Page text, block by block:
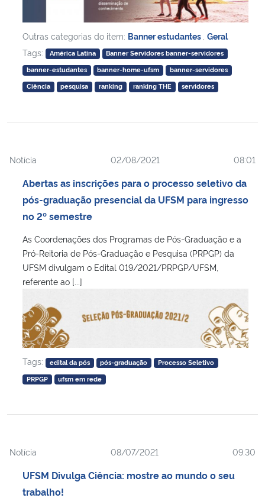
Outras categorias do item: Banner estudantes Geral
Tags:
América Latina
Banner Servidores banner-servidores
banner-estudantes
banner-home-ufsm
banner-servidores
Ciência
pesquisa ranking ranking THE servidores
Notícia 02/08/2021 08:01
Abertas as inscrições para o processo seletivo da
pós-graduação presencial da UFSM para ingresso
no 2º semestre
As Coordenações dos Programas de Pós-Graduação e a
Pró-Reitoria de Pós-Graduação e Pesquisa (PRPGP) da
UFSM divulgam o Edital 019/2021/PRPGP/UFSM,
referente ao [...]
Tags: edital da pós pós-graduação
Processo Seletivo
PRPGP
ufsm em rede
Notícia 08/07/2021 09:30
UFSM Divulga Ciência: mostre ao mundo o seu
trabalho!